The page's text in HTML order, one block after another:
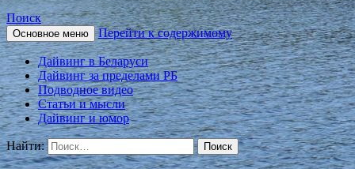
Поиск
Основное меню Перейти к содержимому
Дайвинг в Беларуси
Дайвинг за пределами РБ
Подводное видео
Статьи и мысли
Дайвинг и юмор
Найти: